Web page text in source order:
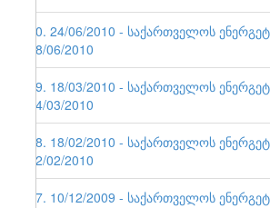
40. 24/06/2010 - საქართველოს
28/06/2010
39. 18/03/2010 - საქართველოს
24/03/2010
38. 18/02/2010 - საქართველოს
22/02/2010
37. 10/12/2009 - საქართველოს